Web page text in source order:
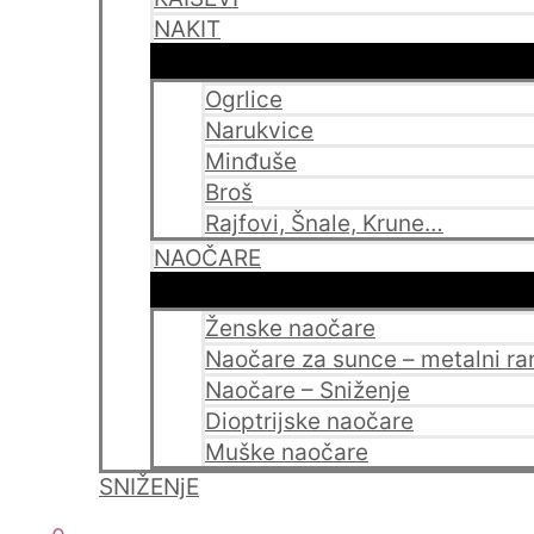
NAKIT
Ogrlice
Narukvice
Minđuše
Broš
Rajfovi, Šnale, Krune…
NAOČARE
Ženske naočare
Naočare za sunce – metalni
Naočare – Sniženje
Dioptrijske naočare
Muške naočare
SNIŽENjE